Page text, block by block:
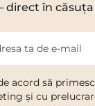
direct în
ta de e-mail
acord să
și cu